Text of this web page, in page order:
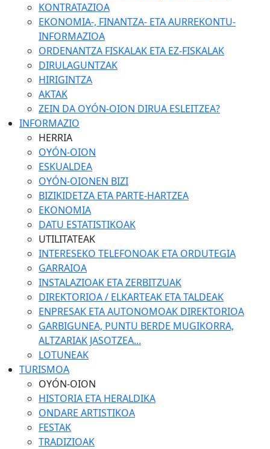
KONTRATAZIOA
EKONOMIA-, FINANTZA- ETA AURREKONTU-
INFORMAZIOA
ORDENANTZA FISKALAK ETA EZ-FISKALAK
DIRULAGUNTZAK
HIRIGINTZA
AKTAK
ZEIN DA OYÓN-OION DIRUA ESLEITZEA?
INFORMAZIO
HERRIA
OYÓN-OION
ESKUALDEA
OYÓN-OIONEN BIZI
BIZIKIDETZA ETA PARTE-HARTZEA
EKONOMIA
DATU ESTATISTIKOAK
UTILITATEAK
INTERESEKO TELEFONOAK ETA ORDUTEGIA
GARRAIOA
INSTALAZIOAK ETA ZERBITZUAK
DIREKTORIOA / ELKARTEAK ETA TALDEAK
ENPRESAK ETA AUTONOMOAK DIREKTORIOA
GARBIGUNEA, PUNTU BERDE MUGIKORRA,
ALTZARIAK JASOTZEA...
LOTUNEAK
TURISMOA
OYÓN-OION
HISTORIA ETA HERALDIKA
ONDARE ARTISTIKOA
FESTAK
TRADIZIOAK